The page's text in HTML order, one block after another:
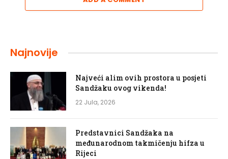
Najnovije
Najveći alim ovih prostora u posjeti
Sandžaku ovog vikenda!
22 Jula, 2026
Predstavnici Sandžaka na
međunarodnom takmičenju hifza u
Rijeci